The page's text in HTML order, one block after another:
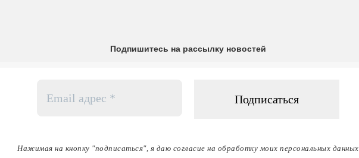
Подпишитесь на рассылку новостей
адрес
Нажимая на кнопку "подписаться", я даю согласие на обработку моих персональных данных